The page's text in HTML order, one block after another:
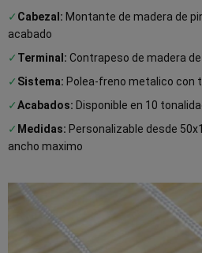
✓ Cabezal: Montante de madera de
acabado
✓ Terminal: Contrapeso de madera
✓ Sistema: Polea-freno metalico con
✓Acabados: Disponible en 10
✓ Medidas: Personalizable desde
ancho maximo